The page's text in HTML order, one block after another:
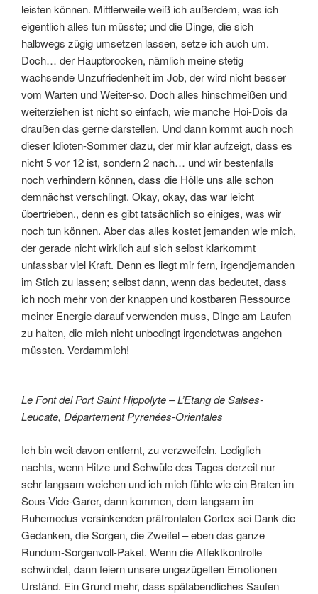
leisten können. Mittlerweile weiß ich außerdem, was ich
eigentlich alles tun müsste; und die Dinge, die sich
halbwegs zügig umsetzen lassen, setze ich auch um.
Doch… der Hauptbrocken, nämlich meine stetig
wachsende Unzufriedenheit im Job, der wird nicht besser
vom Warten und Weiter-so. Doch alles hinschmeißen und
weiterziehen ist nicht so einfach, wie manche Hoi-Dois da
draußen das gerne darstellen. Und dann kommt auch noch
dieser Idioten-Sommer dazu, der mir klar aufzeigt, dass es
nicht 5 vor 12 ist, sondern 2 nach… und wir bestenfalls
noch verhindern können, dass die Hölle uns alle schon
demnächst verschlingt. Okay, okay, das war leicht
übertrieben., denn es gibt tatsächlich so einiges, was wir
noch tun können. Aber das alles kostet jemanden wie mich,
der gerade nicht wirklich auf sich selbst klarkommt
unfassbar viel Kraft. Denn es liegt mir fern, irgendjemanden
im Stich zu lassen; selbst dann, wenn das bedeutet, dass
ich noch mehr von der knappen und kostbaren Ressource
meiner Energie darauf verwenden muss, Dinge am Laufen
zu halten, die mich nicht unbedingt irgendetwas angehen
müssten. Verdammich!
Le Font del Port Saint Hippolyte – L’Etang de Salses-
Leucate, Département Pyrenées-Orientales
Ich bin weit davon entfernt, zu verzweifeln. Lediglich
nachts, wenn Hitze und Schwüle des Tages derzeit nur
sehr langsam weichen und ich mich fühle wie ein Braten im
Sous-Vide-Garer, dann kommen, dem langsam im
Ruhemodus versinkenden präfrontalen Cortex sei Dank die
Gedanken, die Sorgen, die Zweifel – eben das ganze
Rundum-Sorgenvoll-Paket. Wenn die Affektkontrolle
schwindet, dann feiern unsere ungezügelten Emotionen
Urständ. Ein Grund mehr, dass spätabendliches Saufen